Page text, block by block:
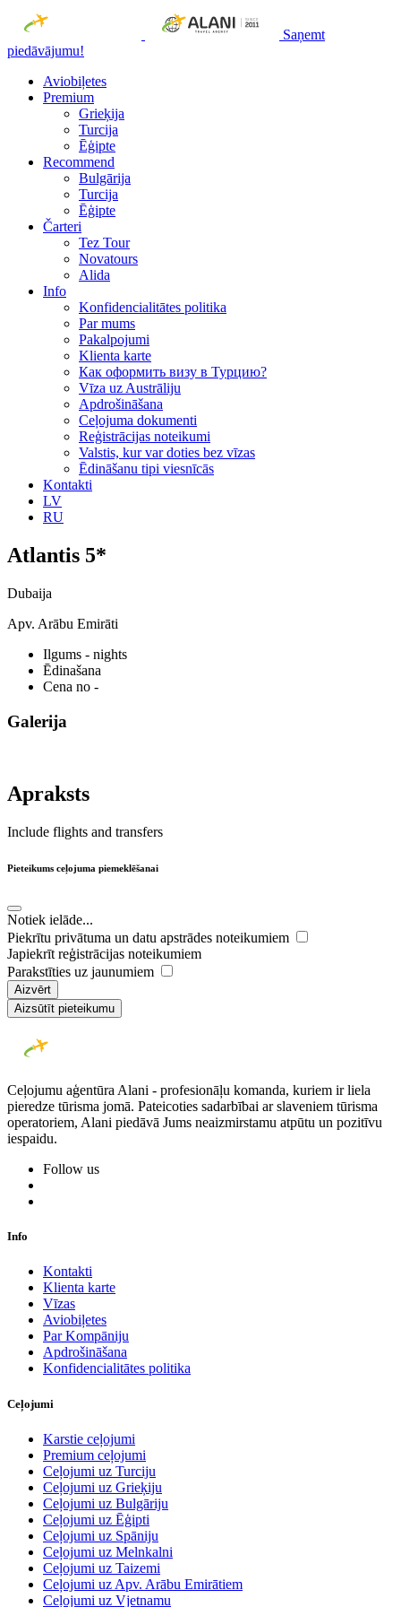
Saņemt
piedāvājumu!
Aviobiļetes
Premium
Grieķija
Turcija
Ēģipte
Recommend
Bulgārija
Turcija
Ēģipte
Čarteri
Tez Tour
Novatours
Alida
Info
Konfidencialitātes politika
Par mums
Рakalpojumi
Klienta karte
Как оформить визу в Турцию?
Vīza uz Austrāliju
Apdrošināšana
Ceļojuma dokumenti
Reģistrācijas noteikumi
Valstis, kur var doties bez vīzas
Ēdināšanu tipi viesnīcās
Kontakti
LV
RU
Atlantis 5*
Dubaija
Apv. Arābu Emirāti
Ilgums - nights
Ēdinašana
Cena no -
Galerija
Apraksts
Include flights and transfers
Pieteikums ceļojuma piemeklēšanai
Notiek ielāde...
Piekrītu privātuma un datu apstrādes noteikumiem
Japiekrīt reģistrācijas noteikumiem
Parakstīties uz jaunumiem
Aizvērt
Aizsūtīt pieteikumu
Ceļojumu aģentūra Alani - profesionāļu komanda, kuriem ir liela
pieredze tūrisma jomā. Pateicoties sadarbībai ar slaveniem tūrisma
operatoriem, Alani piedāvā Jums neaizmirstamu atpūtu un pozitīvu
iespaidu.
Follow us
Info
Kontakti
Klienta karte
Vīzas
Aviobiļetes
Par Kompāniju
Apdrošināšana
Konfidencialitātes politika
Ceļojumi
Karstie ceļojumi
Premium ceļojumi
Ceļojumi uz Turciju
Ceļojumi uz Grieķiju
Ceļojumi uz Bulgāriju
Ceļojumi uz Ēģipti
Ceļojumi uz Spāniju
Ceļojumi uz Melnkalni
Ceļojumi uz Taizemi
Ceļojumi uz Apv. Arābu Emirātiem
Ceļojumi uz Vjetnamu